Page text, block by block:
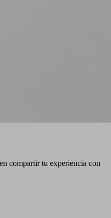
compartir tu experiencia con